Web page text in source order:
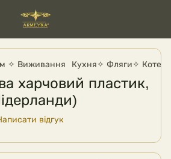
✧ Виживання Кухня✧ Фляги✧
харчовий пластик,
відгук